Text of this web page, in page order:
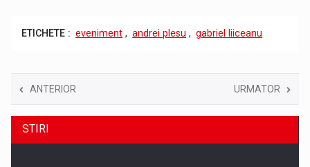
ETICHETE : eveniment , andrei plesu , gabriel liiceanu
ANTERIOR URMATOR
STIRI